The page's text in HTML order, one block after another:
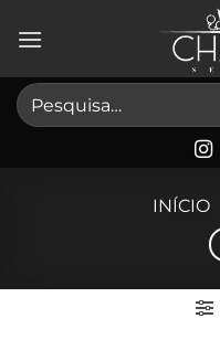
Pesquisar
por:
INÍCIO